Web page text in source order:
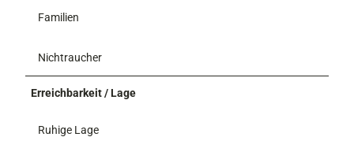
Familien
Nichtraucher
Erreichbarkeit / Lage
Ruhige Lage